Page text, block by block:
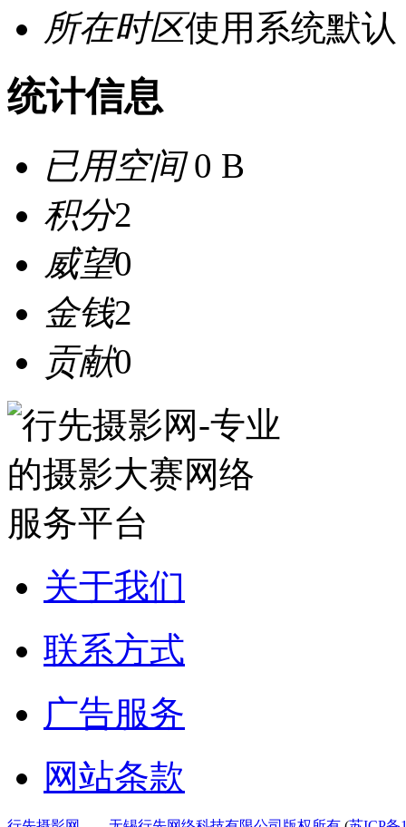
所在时区使用系统默认
统计信息
已用空间0 B
积分2
威望0
金钱2
贡献0
关于我们
联系方式
广告服务
网站条款